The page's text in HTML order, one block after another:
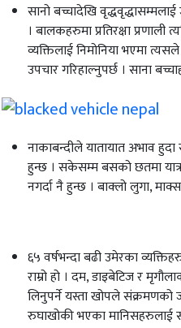
सानो बच्चादेखि
। बालकहरुमा प्रतिरक्षा
व्यक्तिलाई निमोनिया भएमा
उपचार गरिहाल्नुपर्छ । साना
नाकाबन्दीले यातायात अभाव
हुन्छ । सकेसम्म बसको छतमा
नगर्दा नै हुन्छ । बाक्लो लुगा,
६५ वर्षभन्दा बढी उमेरका
राम्रो हो । दम, डाइबेटिज र
लिनुपर्ने यस्ता खोपले संक्रमणको
रुघाखोकी भएका मानिसहरुलाई